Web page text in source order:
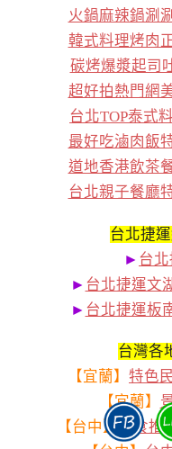
火鍋麻辣鍋涮
韓式料理烤肉
碳烤爆漿起司
超好拍熱門網
台北TOP泰式
最好吃滷肉飯
道地香港飲茶
台北親子餐廳
台北捷
► 台
► 台北捷運文
► 台北捷運板
台灣各
【宜蘭】 特色
【宜蘭】
【台中】美食推